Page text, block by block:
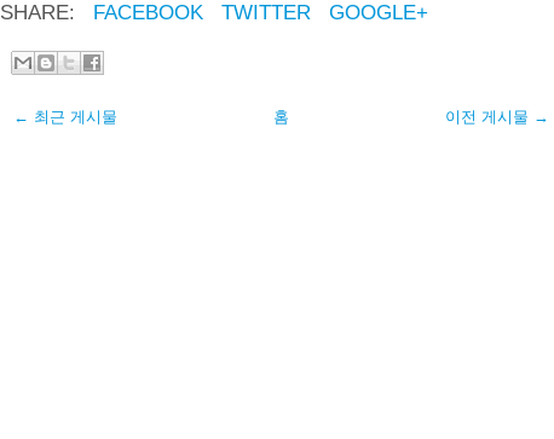
SHARE: FACEBOOK TWITTER GOOGLE+
← 최근 게시물 이전 게시물 →
홈